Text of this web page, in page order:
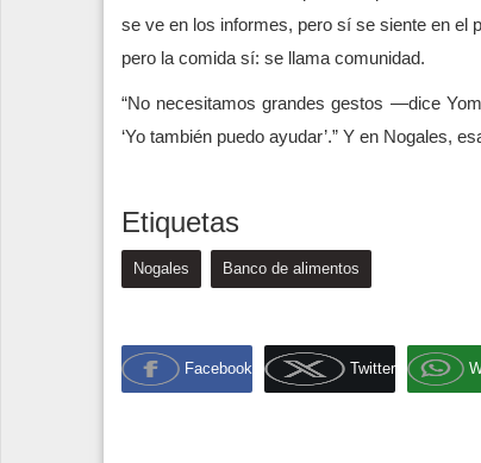
se ve en los informes, pero sí se siente en el
pero la comida sí: se llama comunidad.
“No necesitamos grandes gestos —dice
‘Yo también puedo ayudar’.” Y en Nogales,
Etiquetas
Nogales Banco de alimentos
Facebook Twitter